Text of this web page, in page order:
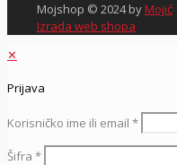
Mojshop © 2024 byMojić
Izrada web shopa
✕
Prijava
Korisničko ime ili email *
Šifra *